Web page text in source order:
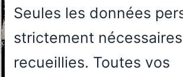
Seules les données
strictement
recueillies. Toutes vos